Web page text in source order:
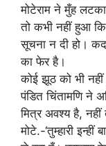
मोटेराम ने मुँह
तो कभी नहीं हुआ
सूचना न दी हो।
का फेर है।
कोई झूठ को भी नहीं
पंडित चिंतामणि ने
मित्र अवश्य है, नहीं
मोटे.-‘तुम्हारी